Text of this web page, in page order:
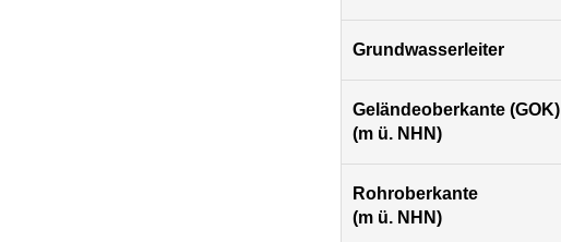
Grundwasserleiter
Geländeoberkante (GOK)
(m ü. NHN)
Rohroberkante
(m ü. NHN)